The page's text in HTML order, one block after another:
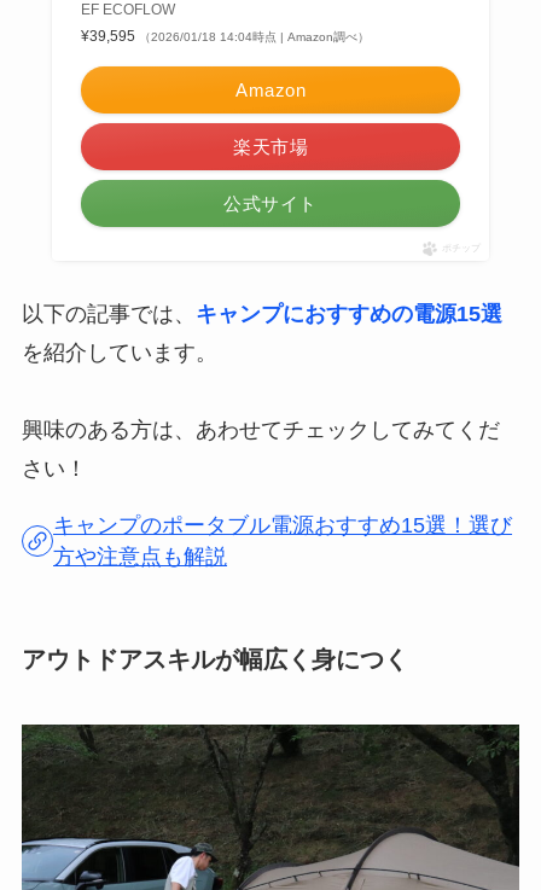
EF ECOFLOW
¥39,595
（2026/01/18 14:04時点 | Amazon調べ）
Amazon
楽天市場
公式サイト
ポチップ
以下の記事では、 キャンプにおすすめの電源15選
を紹介しています。
興味のある方は、あわせてチェックしてみてくだ
さい！
キャンプのポータブル電源おすすめ15選！選び
方や注意点も解説
アウトドアスキルが幅広く身につく